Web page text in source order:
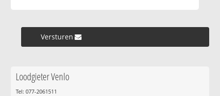
Versturen »
Loodgieter Venlo
Tel: 077-2061511